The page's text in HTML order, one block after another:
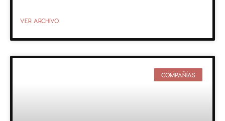
VER ARCHIVO
COMPAÑÍAS